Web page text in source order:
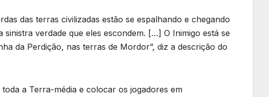
das terras civilizadas estão se espalhando e chegando
verdade que eles escondem. […] O Inimigo está se
da Perdição, nas terras de Mordor”, diz a descrição do
a Terra-média e colocar os jogadores em